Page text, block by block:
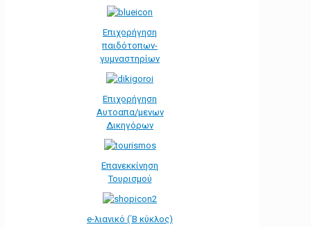
Επιχορήγηση
παιδότοπων-
γυμναστηρίων
Επιχορήγηση
Αυτοαπα/μενων
Δικηγόρων
Επανεκκίνηση
Τουρισμού
e-λιανικό (΄Β κύκλος)